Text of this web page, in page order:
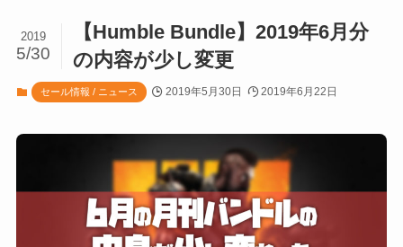
【Humble Bundle】2019年6月分
の内容が少し変更
2019
5/30
セール情報 / ニュース 2019年5月30日 2019年6月22日